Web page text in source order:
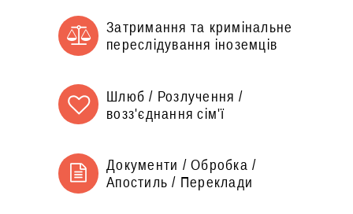
Затримання та кримінальне
переслідування іноземців
Шлюб / Розлучення /
возз'єднання сім'ї
Документи / Обробка /
Апостиль / Переклади